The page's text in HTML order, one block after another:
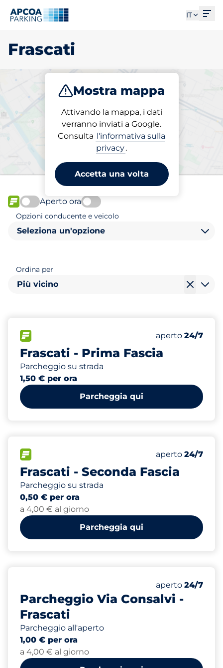
IT
Frascati
Mostra mappa
Attivando la mappa, i dati
verranno inviati a Google.
Consulta l'informativa sulla
privacy.
Accetta una volta
Parcheggio
Scegli il tuo posto auto a
Frascati
FLOW disponibile
Aperto ora
Opzioni conducente e veicolo
Seleziona un'opzione
Ordina per
Più vicino
Frascati - Prima Fascia
Parcheggio su strada
Numero di posti
Posti totali
Sabato
aperto 24/7
1,50 € per ora
Parcheggia qui
Frascati - Seconda Fascia
Parcheggio su strada
Numero di posti
Posti totali
Sabato
aperto 24/7
0,50 € per ora
a 4,00 € al giorno
Parcheggia qui
Parcheggio Via Consalvi -
Frascati
Parcheggio all'aperto
Numero di posti
Posti totali
Sabato
aperto 24/7
1,00 € per ora
a 4,00 € al giorno